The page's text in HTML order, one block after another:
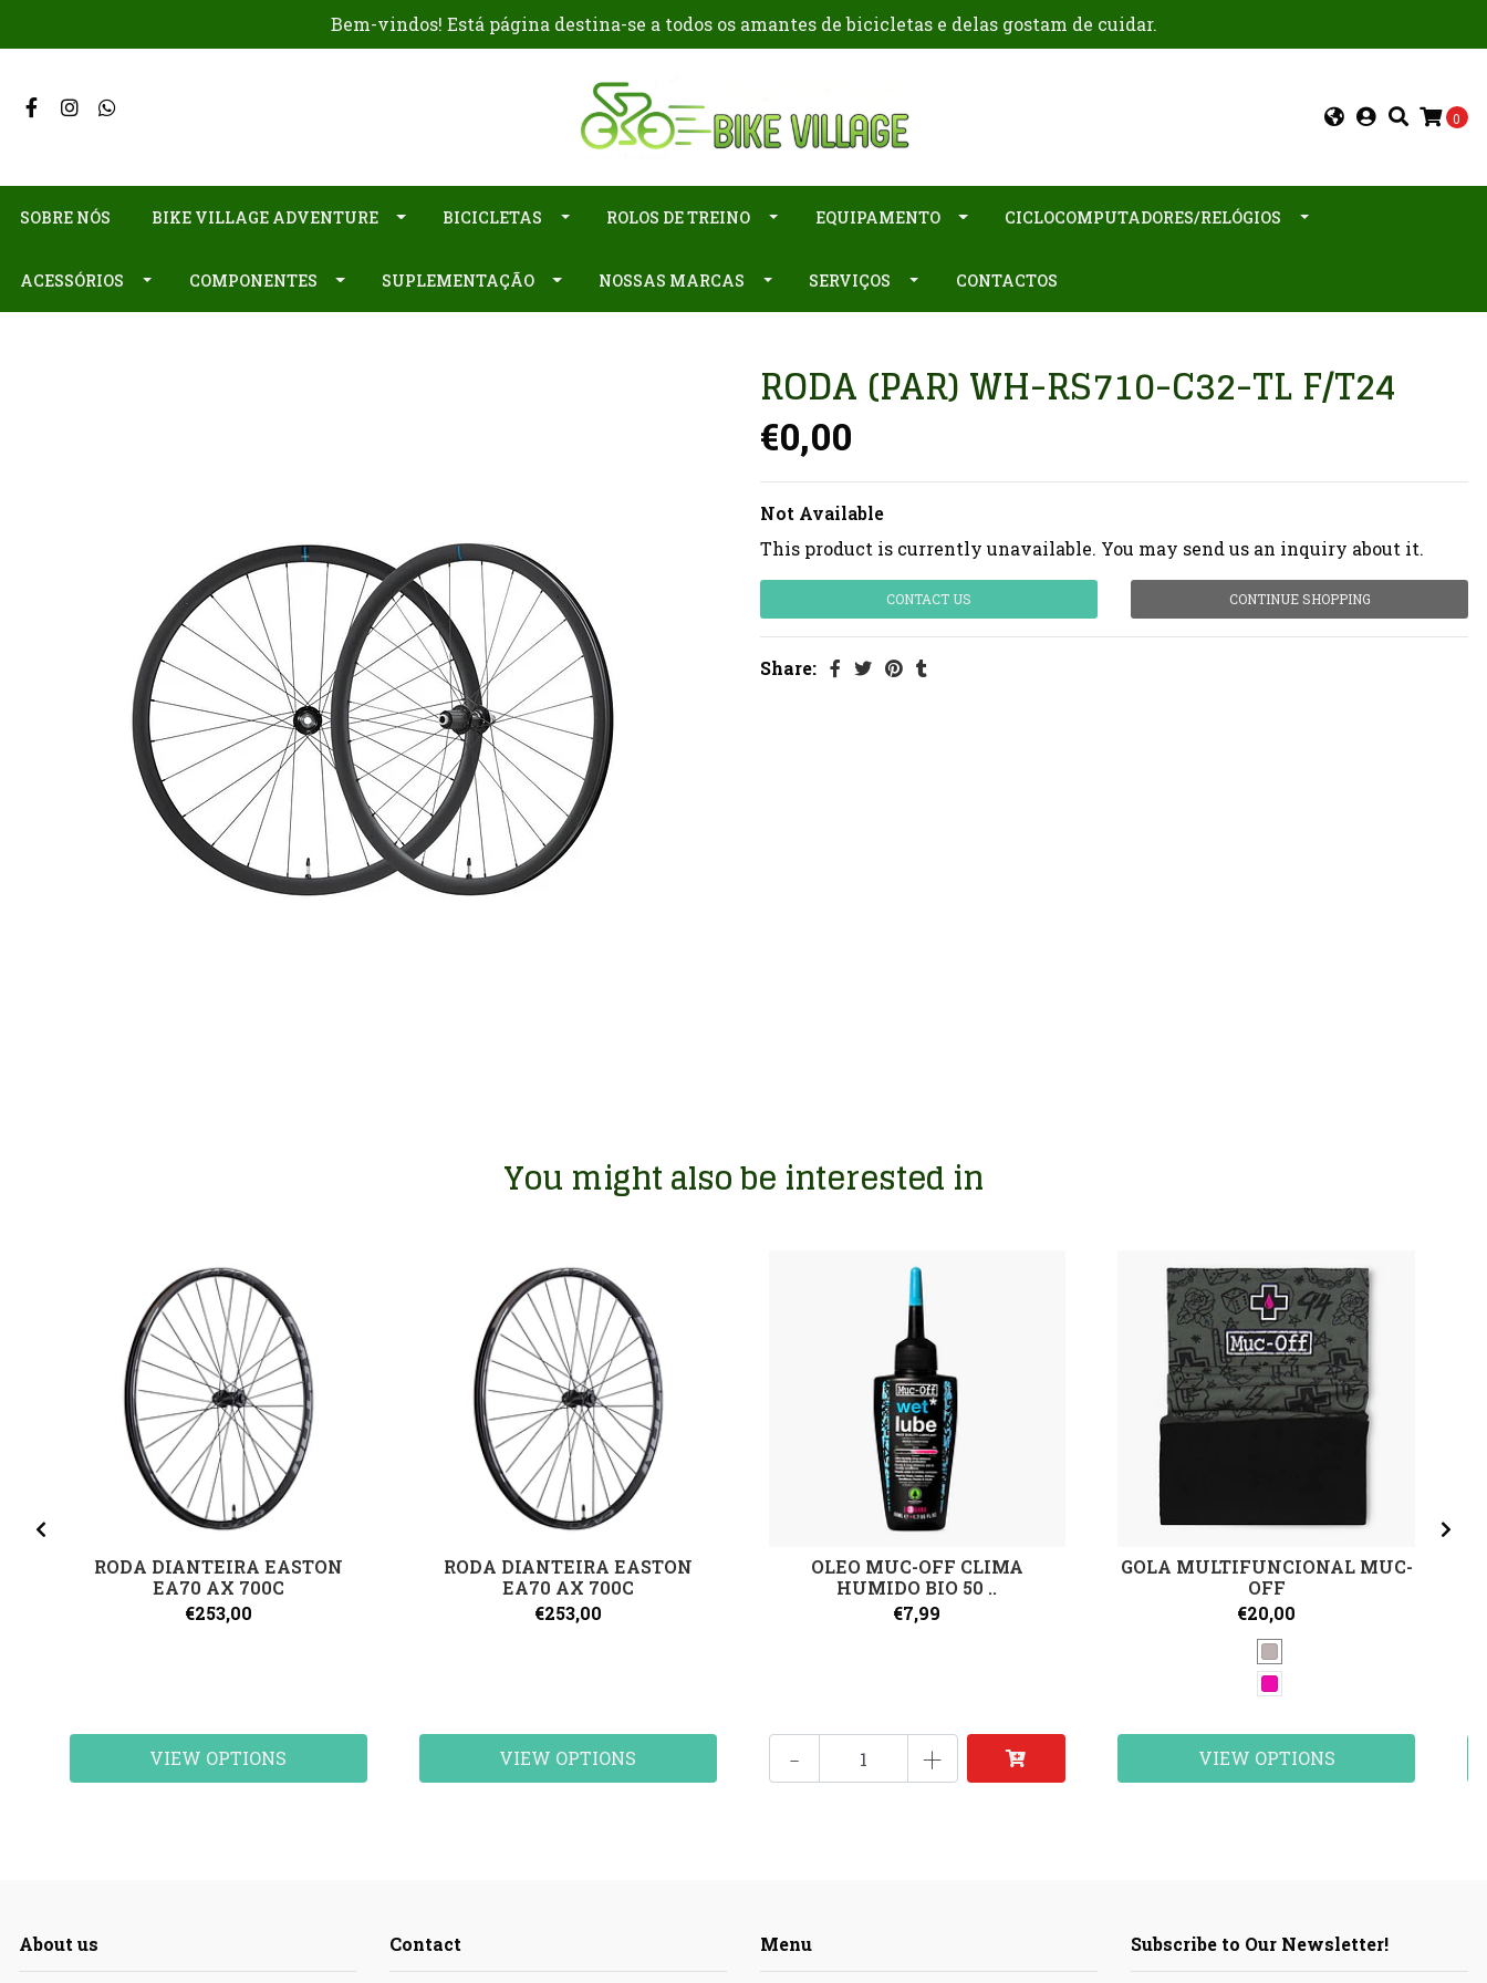
Bem-vindos! Está página destina-se a todos os amantes de bicicletas e delas gostam de cuidar.
0
SOBRE NÓS BIKE VILLAGE ADVENTURE BICICLETAS ROLOS DE TREINO EQUIPAMENTO CICLOCOMPUTADORES/RELÓGIOS
ACESSÓRIOS COMPONENTES SUPLEMENTAÇÃO NOSSAS MARCAS SERVIÇOS CONTACTOS
RODA (PAR) WH-RS710-C32-TL F/T24
€0,00
Not Available
This product is currently unavailable. You may send us an inquiry about it.
CONTACT US CONTINUE SHOPPING
Share:
You might also be interested in
RODA DIANTEIRA EASTON
EA70 AX 700C
€253,00
VIEW OPTIONS
RODA DIANTEIRA EASTON
EA70 AX 700C
€253,00
VIEW OPTIONS
OLEO MUC-OFF CLIMA
HUMIDO BIO 50 ..
€7,99
- +
GOLA MULTIFUNCIONAL MUC-
OFF
€20,00
VIEW OPTIONS
About us Contact Menu Subscribe to Our Newsletter!